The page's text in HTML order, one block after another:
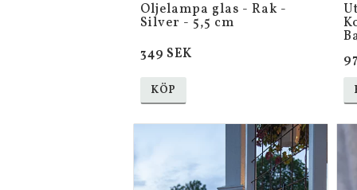
Oljelampa glas - Rak -
Silver - 5,5 cm
349 SEK
KÖP